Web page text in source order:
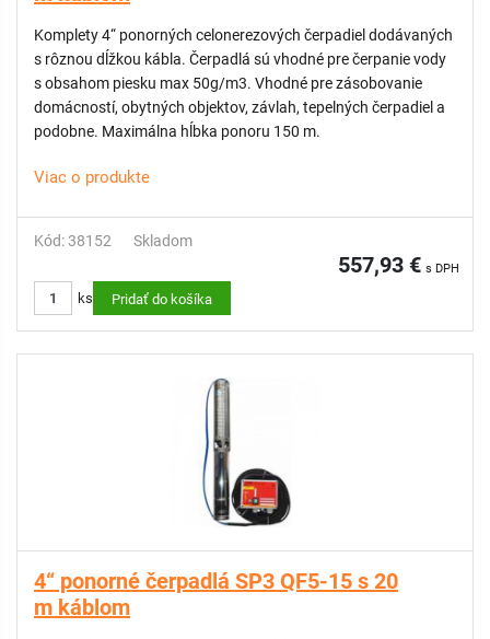
Komplety 4“ ponorných celonerezových čerpadiel dodávaných
s rôznou dĺžkou kábla. Čerpadlá sú vhodné pre čerpanie vody
s obsahom piesku max 50g/m3. Vhodné pre zásobovanie
domácností, obytných objektov, závlah, tepelných čerpadiel a
podobne. Maximálna hĺbka ponoru 150 m.
Viac o produkte
Kód: 38152 Skladom
557,93 € s DPH
ks Pridať do košíka
4“ ponorné čerpadlá SP3 QF5-15 s 20
m káblom